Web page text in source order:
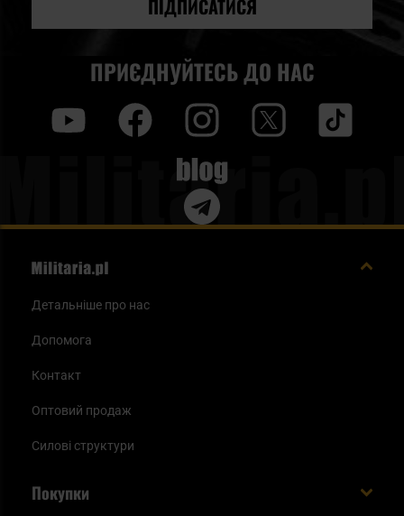
ПІДПИСАТИСЯ
ПРИЄДНУЙТЕСЬ ДО НАС
Blog
Детальніше про нас
Допомога
Контакт
Оптовий продаж
Силові структури
Покупки